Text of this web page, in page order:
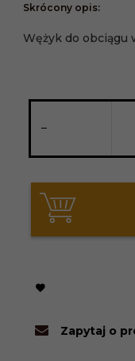
Skrócony opis:
Wężyk do obciągu
Zapytaj o